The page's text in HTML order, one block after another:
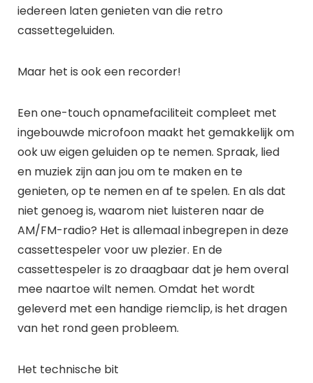
iedereen laten genieten van die retro
cassettegeluiden.
Maar het is ook een recorder!
Een one-touch opnamefaciliteit compleet met
ingebouwde microfoon maakt het gemakkelijk om
ook uw eigen geluiden op te nemen. Spraak, lied
en muziek zijn aan jou om te maken en te
genieten, op te nemen en af te spelen. En als dat
niet genoeg is, waarom niet luisteren naar de
AM/FM-radio? Het is allemaal inbegrepen in deze
cassettespeler voor uw plezier. En de
cassettespeler is zo draagbaar dat je hem overal
mee naartoe wilt nemen. Omdat het wordt
geleverd met een handige riemclip, is het dragen
van het rond geen probleem.
Het technische bit